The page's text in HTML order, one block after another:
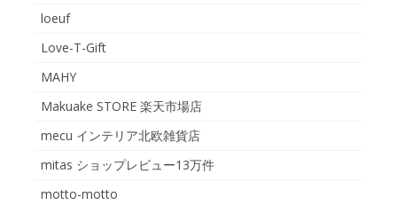
loeuf
Love-T-Gift
MAHY
Makuake STORE 楽天市場店
mecu インテリア北欧雑貨店
mitas ショップレビュー13万件
motto-motto